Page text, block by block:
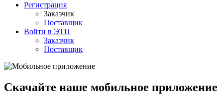
Регистрация
Заказчик
Поставщик
Войти в ЭТП
Заказчик
Поставщик
Скачайте наше мобильное приложение